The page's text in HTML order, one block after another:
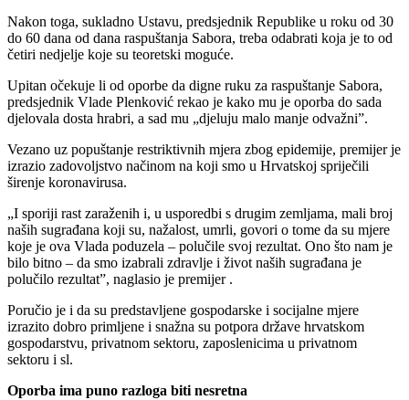
Nakon toga, sukladno Ustavu, predsjednik Republike u roku od 30
do 60 dana od dana raspuštanja Sabora, treba odabrati koja je to od
četiri nedjelje koje su teoretski moguće.
Upitan očekuje li od oporbe da digne ruku za raspuštanje Sabora,
predsjednik Vlade Plenković rekao je kako mu je oporba do sada
djelovala dosta hrabri, a sad mu „djeluju malo manje odvažni”.
Vezano uz popuštanje restriktivnih mjera zbog epidemije, premijer je
izrazio zadovoljstvo načinom na koji smo u Hrvatskoj spriječili
širenje koronavirusa.
„I sporiji rast zaraženih i, u usporedbi s drugim zemljama, mali broj
naših sugrađana koji su, nažalost, umrli, govori o tome da su mjere
koje je ova Vlada poduzela – polučile svoj rezultat. Ono što nam je
bilo bitno – da smo izabrali zdravlje i život naših sugrađana je
polučilo rezultat”, naglasio je premijer .
Poručio je i da su predstavljene gospodarske i socijalne mjere
izrazito dobro primljene i snažna su potpora države hrvatskom
gospodarstvu, privatnom sektoru, zaposlenicima u privatnom
sektoru i sl.
Oporba ima puno razloga biti nesretna